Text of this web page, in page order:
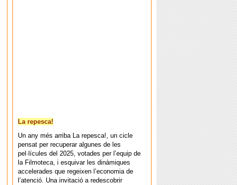
La repesca!
Un any més arriba La repesca!, un cicle
pensat per recuperar algunes de les
pel·lícules del 2025, votades per l’equip de
la Filmoteca, i esquivar les dinàmiques
accelerades que regeixen l’economia de
l’atenció. Una invitació a redescobrir